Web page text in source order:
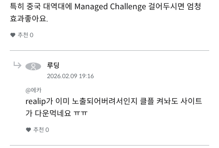
특히 중국 대역대에 Managed Challenge 걸어두시면 엄청
효과좋아요.
추천 0
루딩
2026.02.09 19:16
@에카
realip가 이미 노출되어버려서인지 클플 켜놔도 사이트
가 다운먹네요 ㅠㅠ
추천 0